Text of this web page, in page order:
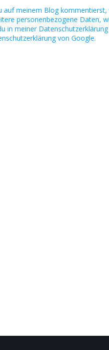
auf meinem Blog
personenbezogene Daten,
in meiner
von Google.